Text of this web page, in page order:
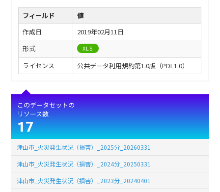
フィールド
値
作成日
2019年02月11日
形式
XLS
ライセンス 公共データ利用規約第1.0版（PDL1.0）
このデータセットの
リソース数
17
津山市_火災発生状況（損害）_2025分_20260331
津山市_火災発生状況（損害）_2024分_20250331
津山市_火災発生状況（損害）_2023分_20240401